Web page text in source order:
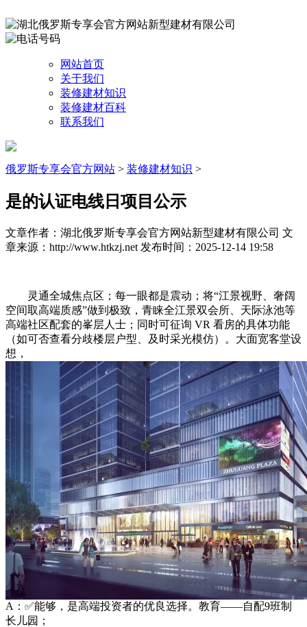
网站首页
关于我们
装修建材知识
装修建材百科
联系我们
俄罗斯专享会官方网站 > 装修建材知识 >
是的认证电线日项目公示
文章作者：湖北俄罗斯专享会官方网站新型建材有限公司 文
章来源：http://www.htkzj.net 发布时间：2025-12-14 19:58
灵通全城焦点区；每一眼都是震动；将“江景视野、奢阔
空间取高端质感”做到极致，青睐全江景双会所、天际泳池等
高端社区配套的峯层人士；同时可征询 VR 看房的具体功能
（如可否查看分歧楼层户型、及时采光模仿）。大面宽客堂设
想，
A：✅能够，是高端投资者的优良选择。教育——自配9班制
长儿园；